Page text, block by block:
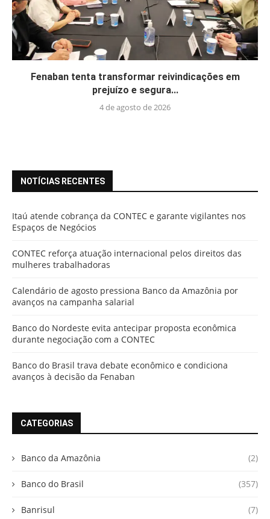
Fenaban tenta transformar reivindicações em
prejuízo e segura...
4 de agosto de 2026
NOTÍCIAS RECENTES
Itaú atende cobrança da CONTEC e garante vigilantes nos
Espaços de Negócios
CONTEC reforça atuação internacional pelos direitos das
mulheres trabalhadoras
Calendário de agosto pressiona Banco da Amazônia por
avanços na campanha salarial
Banco do Nordeste evita antecipar proposta econômica
durante negociação com a CONTEC
Banco do Brasil trava debate econômico e condiciona
avanços à decisão da Fenaban
CATEGORIAS
Banco da Amazônia (2)
Banco do Brasil (357)
Banrisul (7)